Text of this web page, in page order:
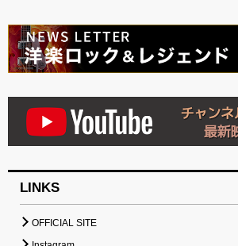
LINKS
OFFICIAL SITE